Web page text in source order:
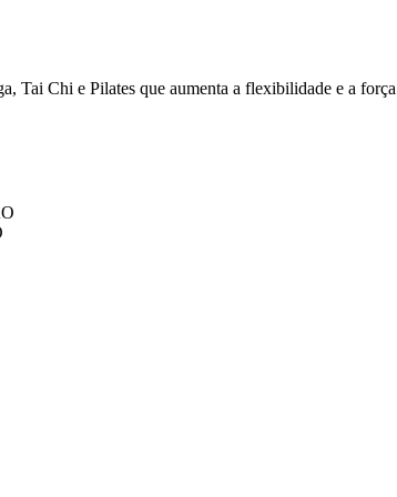
Tai Chi e Pilates que aumenta a flexibilidade e a